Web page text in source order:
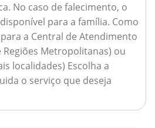
No caso de falecimento, o
para a família. Como
a Central de Atendimento
Regiões Metropolitanas) ou
localidades) Escolha a
o serviço que deseja